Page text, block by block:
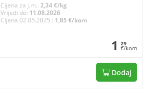
Cijena za j.m.:2,34 €/kg
Vrijedi do: 11.08.2026
Cijena 02.05.2025.: 1,85 €/kom
1 29
€/kom
Dodaj